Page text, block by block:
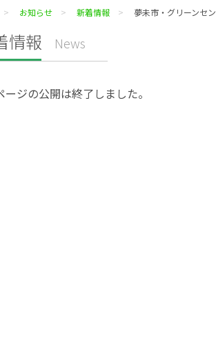
お知らせ 新着情報 夢未市・グリーンセ
情報 News
ージの公開は終了しました。